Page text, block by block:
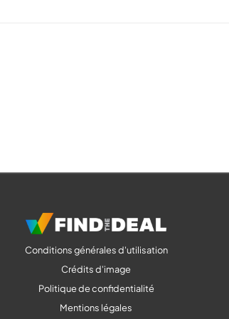
Conditions générales d'utilisation
Crédits d'image
Politique de confidentialité
Mentions légales